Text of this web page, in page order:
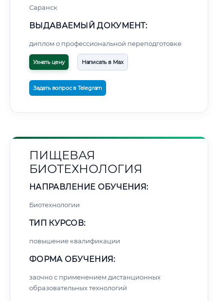
Саранск
ВЫДАВАЕМЫЙ ДОКУМЕНТ:
диплом о профессиональной переподготовке
Узнать цену Написать в Max
Задать вопрос в Telegram
ПИЩЕВАЯ
БИОТЕХНОЛОГИЯ
НАПРАВЛЕНИЕ ОБУЧЕНИЯ:
Биотехнологии
ТИП КУРСОВ:
повышение квалификации
ФОРМА ОБУЧЕНИЯ:
заочно с применением дистанционных
образовательных технологий